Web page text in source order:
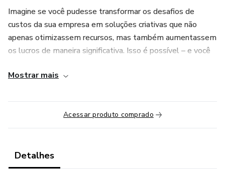
Imagine se você pudesse transformar os desafios de
custos da sua empresa em soluções criativas que não
apenas otimizassem recursos, mas também aumentassem
os lucros de maneira significativa. Isso é possível – e você
Apresentando o Módulo 11: Inovação em Custos –
Projetos Participativos para Otimização e Lucratividade
O que é?
Mostrar mais
Acessar produto comprado
Detalhes